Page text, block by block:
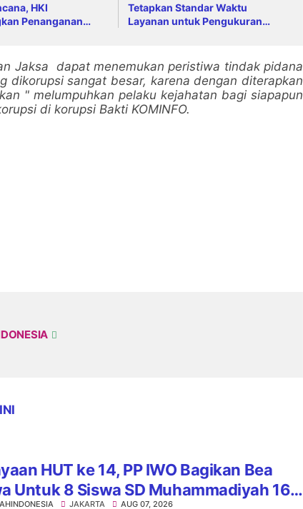
HKI
Penanganan
Tetapkan Standar Waktu
Layanan untuk Pengukuran
Jaksa dapat menemukan peristiwa tindak pidana
dikorupsi sangat besar, karena dengan diterapkan
" melumpuhkan pelaku kejahatan bagi siapapun
di korupsi Bakti KOMINFO.
HUT ke 14, PP IWO Bagikan Bea
Untuk 8 Siswa SD Muhammadiyah 16
JAKARTA AUG 07, 2026